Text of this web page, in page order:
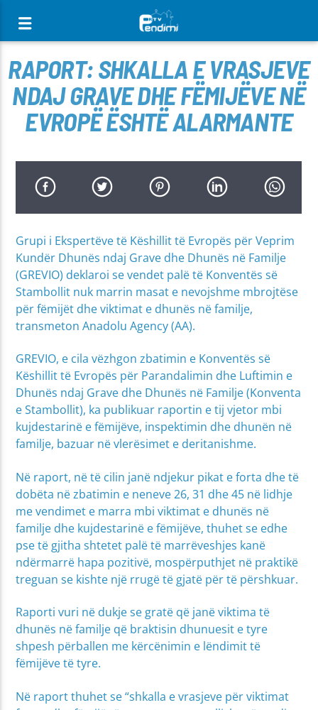
RAPORT: SHKALLA E VRASJEVE
NDAJ GRAVE DHE FËMIJËVE NË
EVROPË ËSHTË ALARMANTE
Grupi i Ekspertëve të Këshillit të Evropës për Veprim
Kundër Dhunës ndaj Grave dhe Dhunës në Familje
(GREVIO) deklaroi se vendet palë të Konventës së
Stambollit nuk marrin masat e nevojshme mbrojtëse
për fëmijët dhe viktimat e dhunës në familje,
transmeton Anadolu Agency (AA).
GREVIO, e cila vëzhgon zbatimin e Konventës së
Këshillit të Evropës për Parandalimin dhe Luftimin e
Dhunës ndaj Grave dhe Dhunës në Familje (Konventa
e Stambollit), ka publikuar raportin e tij vjetor mbi
kujdestarinë e fëmijëve, inspektimin dhe dhunën në
familje, bazuar në vlerësimet e deritanishme.
Në raport, në të cilin janë ndjekur pikat e forta dhe të
dobëta në zbatimin e neneve 26, 31 dhe 45 në lidhje
me vendimet e marra mbi viktimat e dhunës në
familje dhe kujdestarinë e fëmijëve, thuhet se edhe
pse të gjitha shtetet palë të marrëveshjes kanë
ndërmarrë hapa pozitivë, mospërputhjet në praktikë
treguan se kishte një rrugë të gjatë për të përshkuar.
Raporti vuri në dukje se gratë që janë viktima të
dhunës në familje që braktisin dhunuesit e tyre
shpesh përballen me kërcënimin e lëndimit të
fëmijëve të tyre.
Në raport thuhet se “shkalla e vrasjeve për viktimat